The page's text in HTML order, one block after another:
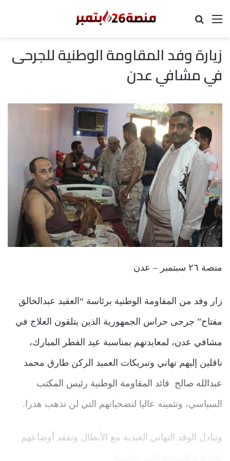
القائمة
زيارة وفد المقاومة الوطنية للجرحى
في مشافي عدن
منصة ٢٦ سبتمبر – عدن
زار وفد من المقاومة الوطنية برئاسة “العقيد عبدالخالق
مفتاح” جرحى حراس الجمهورية الذين يتلقون العلاج في
مشافي عدن، لمعايدتهم بمناسبة عيد الفطر المبارك،
ناقلين إليهم تهاني وتبريكات العميد الركن طارق محمد
عبدالله صالح قائد المقاومة الوطنية رئيس المكتب
السياسي، وتثمينه عاليا لتضحياتهم التي لن تذهب هدرا.
وتبادل الوفد التهاني العيدية مع الأبطال وتفقد أوضاعهم